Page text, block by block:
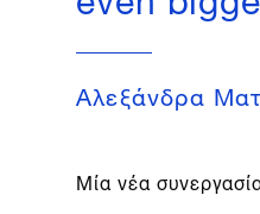
Αλεξάνδρα
Μία νέα